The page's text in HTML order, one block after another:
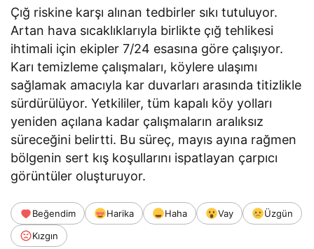
Çığ riskine karşı alınan tedbirler sıkı tutuluyor.
Artan hava sıcaklıklarıyla birlikte çığ tehlikesi
ihtimali için ekipler 7/24 esasına göre çalışıyor.
Karı temizleme çalışmaları, köylere ulaşımı
sağlamak amacıyla kar duvarları arasında titizlikle
sürdürülüyor. Yetkililer, tüm kapalı köy yolları
yeniden açılana kadar çalışmaların aralıksız
süreceğini belirtti. Bu süreç, mayıs ayına rağmen
bölgenin sert kış koşullarını ispatlayan çarpıcı
görüntüler oluşturuyor.
Beğendim Harika Haha Vay
Üzgün
Kızgın